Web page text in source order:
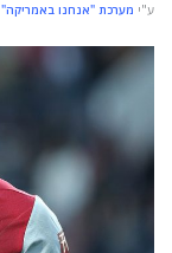
ע"י מערכת "אנחנו באמריקה"